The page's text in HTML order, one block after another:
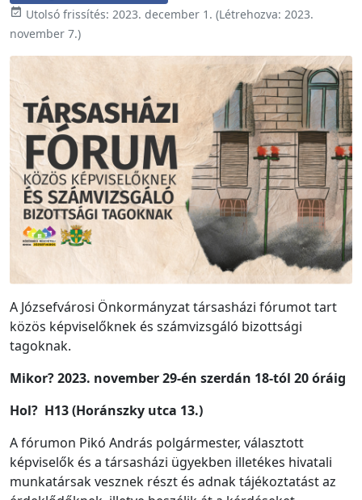
 Utolsó frissítés: 2023. december 1. (Létrehozva: 2023.
november 7.)
A Józsefvárosi Önkormányzat társasházi fórumot tart
közös képviselőknek és számvizsgáló bizottsági
tagoknak.
Mikor?2023. november 29-én szerdán 18-tól 20 óráig
Hol? H13 (Horánszky utca 13.)
A fórumon Pikó András polgármester, választott
képviselők és a társasházi ügyekben illetékes hivatali
munkatársak vesznek részt és adnak tájékoztatást az